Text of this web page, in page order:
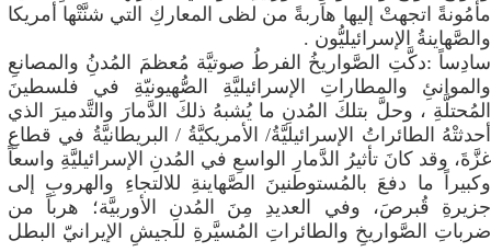
مأمُونةً اتجهتْ إليها هاربةً من لظى المعاركِ التي شنَّتْها أمريكا
والصَّهاينةُ الإسرائيليُّون .
​سادِساً :دكَّتِ الصَّواريخُ الفرطُ صوتيَّة مُعظمَ المُدنُِ والمصانعِ
والموانئِ والمطاراتِ الإسرائيليَّةِ الصُّهيونيّةِ في فلسطينَ
المُحتلَّةِ ، وحلَّ بتلكَ المُدنِ ما يُشبهُ ذلكَ الدَّمارَ والتَّدميرَ الذي
أحدثتْهُ الطائراتُ الإسرائيليَّةُ/ الأمريكيَّةُ / البريطانيَّةُ في قطاعِ
غزَّةَ، وقد كانَ تأثيرُ الدَّمارِ الواسعِ في المُدنِ الإسرائيليَّةِ واسعاً
وكبيراً ما دفعَ بالمُستوطنينَ الصَّهاينةِ للالتجاءِ والهروبِ إلى
جزيرةِ قُبرصَ، وفي العديدِ مِنَ المُدنِ الأوربيَّة؛ هرباً من
ضرباتِ الصَّواريخِ والطائراتِ المُسيَّرةِ للجيشِ الإيرانيّ البطل